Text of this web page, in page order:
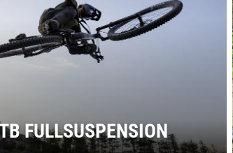
FULLSUSPENSION